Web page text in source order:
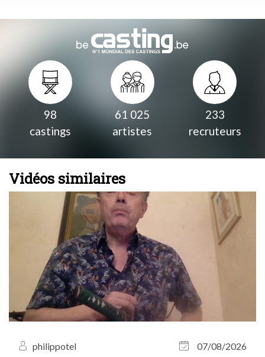
98
castings
61 025
artistes
233
recruteurs
Vidéos similaires
philippotel
07/08/2026